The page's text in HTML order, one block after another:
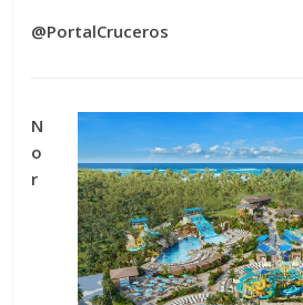
@PortalCruceros
N
o
r